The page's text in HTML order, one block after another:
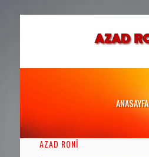
ANASAYFA
AZAD RONÎ